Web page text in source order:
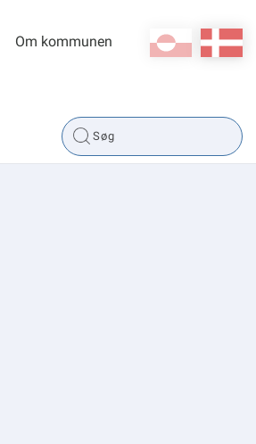
kl-GL
Om kommunen